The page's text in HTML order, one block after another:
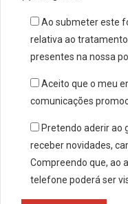
Ao submeter este
relativa ao
presentes na nossa
Aceito que o meu
comunicações
Pretendo aderir ao
receber novidades,
Compreendo que, ao
telefone poderá ser